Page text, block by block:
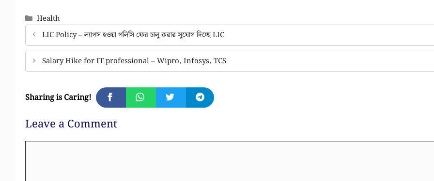
Categories
Health
LIC Policy – ল্যাপস হওয়া পলিসি ফের চালু করার সুযোগ দিচ্ছে LIC
Salary Hike for IT professional – Wipro, Infosys, TCS
Sharing is Caring!
Leave a Comment